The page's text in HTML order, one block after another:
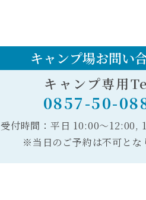
キャンプ場お問い
キャンプ専用
0857-50-
受付時間：平日 10:00〜12:00,
※当日のご予約は不可とな